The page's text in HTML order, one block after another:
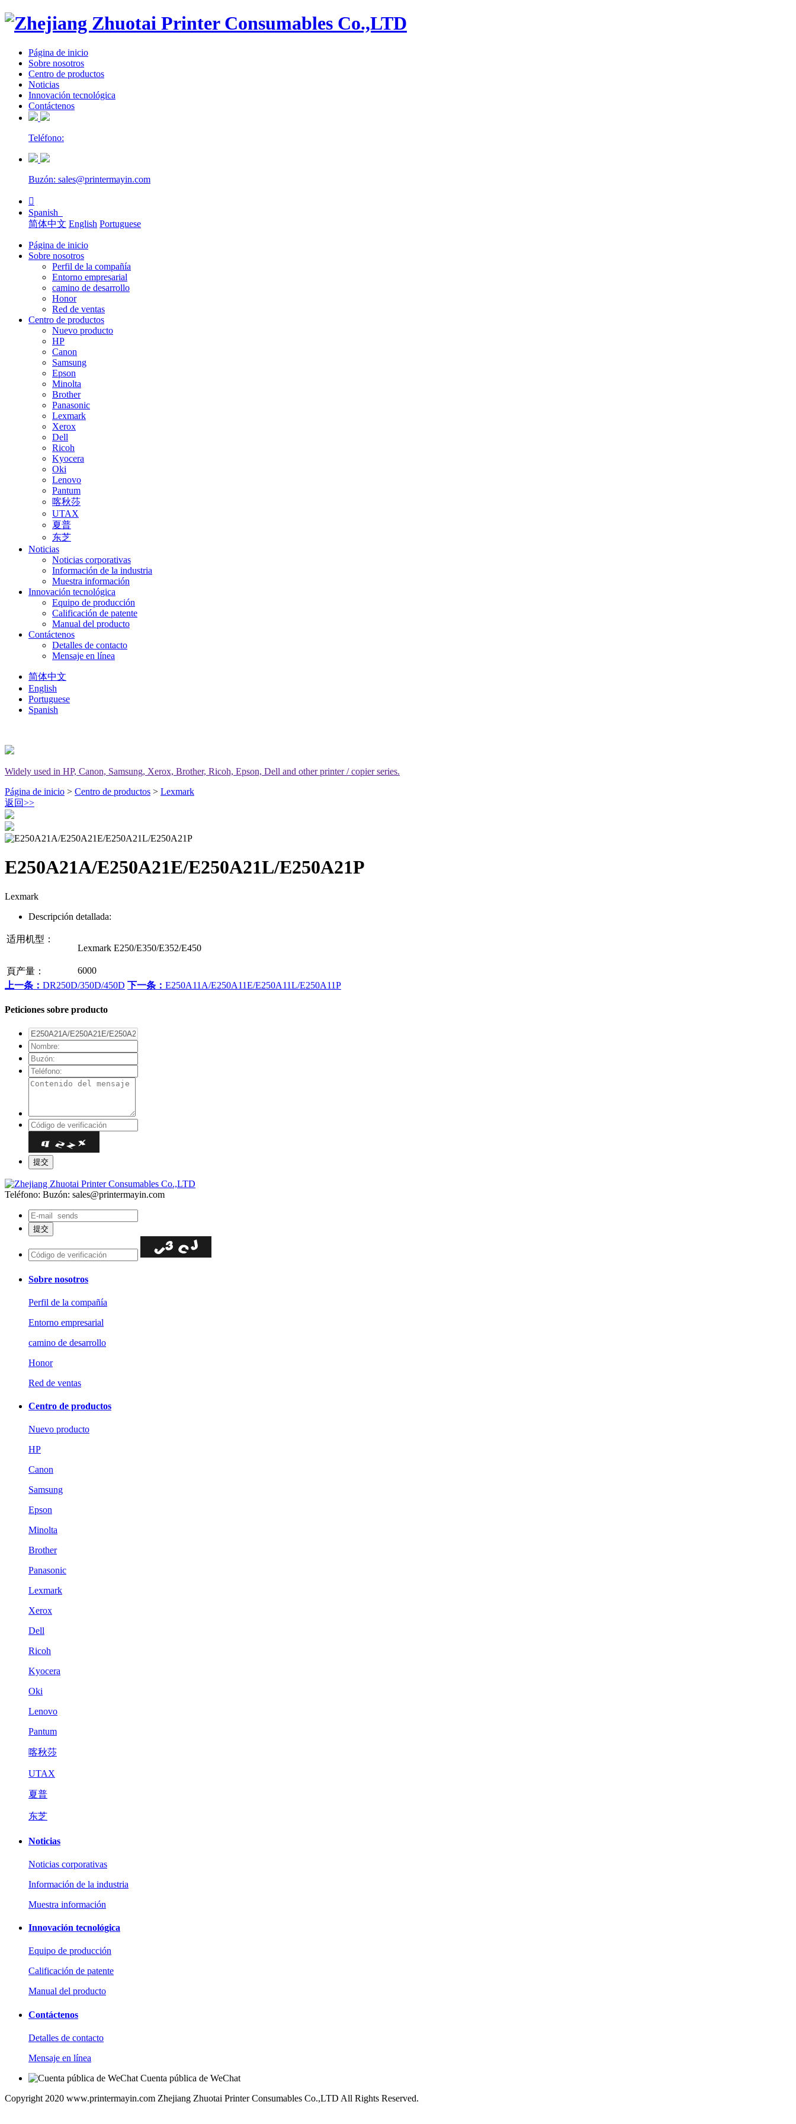
Página de inicio
Sobre nosotros
Centro de productos
Noticias
Innovación tecnológica
Contáctenos
Teléfono:
Buzón: sales@printermayin.com

Spanish
简体中文 English Portuguese
Página de inicio
Sobre nosotros
Perfil de la compañía
Entorno empresarial
camino de desarrollo
Honor
Red de ventas
Centro de productos
Nuevo producto
HP
Canon
Samsung
Epson
Minolta
Brother
Panasonic
Lexmark
Xerox
Dell
Ricoh
Kyocera
Oki
Lenovo
Pantum
喀秋莎
UTAX
夏普
东芝
Noticias
Noticias corporativas
Información de la industria
Muestra información
Innovación tecnológica
Equipo de producción
Calificación de patente
Manual del producto
Contáctenos
Detalles de contacto
Mensaje en línea
简体中文
English
Portuguese
Spanish
Widely used in HP, Canon, Samsung, Xerox, Brother, Ricoh, Epson, Dell and other printer / copier series.
Página de inicio > Centro de productos > Lexmark
返回>>
E250A21A/E250A21E/E250A21L/E250A21P
Lexmark
Descripción detallada:
适用机型：
Lexmark E250/E350/E352/E450
頁产量：
6000
上一条： DR250D/350D/450D 下一条： E250A11A/E250A11E/E250A11L/E250A11P
Peticiones sobre producto
Teléfono: Buzón: sales@printermayin.com
Sobre nosotros
Perfil de la compañía
Entorno empresarial
camino de desarrollo
Honor
Red de ventas
Centro de productos
Nuevo producto
HP
Canon
Samsung
Epson
Minolta
Brother
Panasonic
Lexmark
Xerox
Dell
Ricoh
Kyocera
Oki
Lenovo
Pantum
喀秋莎
UTAX
夏普
东芝
Noticias
Noticias corporativas
Información de la industria
Muestra información
Innovación tecnológica
Equipo de producción
Calificación de patente
Manual del producto
Contáctenos
Detalles de contacto
Mensaje en línea
Cuenta pública de WeChat
Copyright 2020 www.printermayin.com Zhejiang Zhuotai Printer Consumables Co.,LTD All Rights Reserved.